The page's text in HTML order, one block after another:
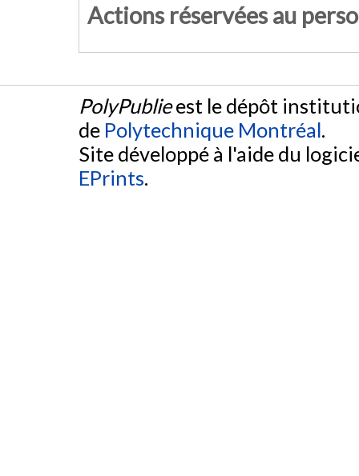
Actions réservées au
PolyPublieest le dépôt
de Polytechnique Montréal.
Site développé à l'aide du
EPrints.